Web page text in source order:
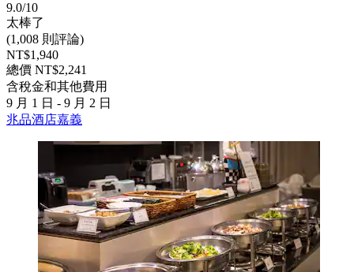
9.0/10
太棒了
(1,008 則評論)
NT$1,940
總價 NT$2,241
含稅金和其他費用
9 月 1 日 - 9 月 2 日
兆品酒店嘉義